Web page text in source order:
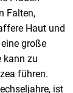
Falten,
Haut und
große
kann zu
führen.
ist